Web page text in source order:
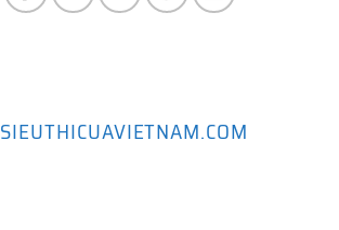
SIEUTHICUAVIETNAM.COM